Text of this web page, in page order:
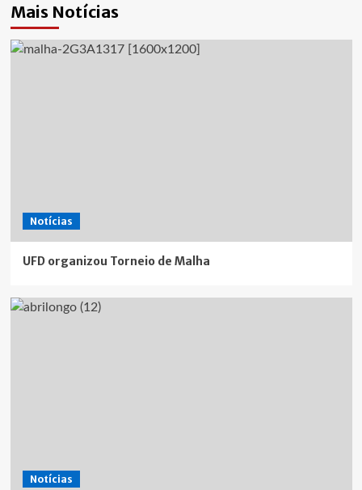
Mais Notícias
Notícias
UFD organizou Torneio de Malha
Notícias